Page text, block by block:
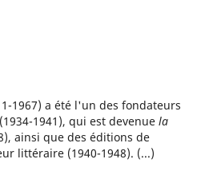
1967) a été l'un des fondateurs
1941), qui est devenue la
ainsi que des éditions de
littéraire (1940-1948). (...)